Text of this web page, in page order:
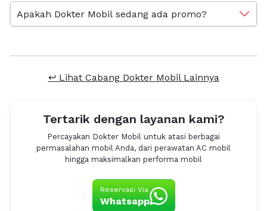
Apakah Dokter Mobil sedang ada promo?
↩ Lihat Cabang Dokter Mobil Lainnya
Tertarik dengan layanan kami?
Percayakan Dokter Mobil untuk atasi berbagai
permasalahan mobil Anda, dari perawatan AC mobil
hingga maksimalkan performa mobil
Reservasi Via
Whatsapp